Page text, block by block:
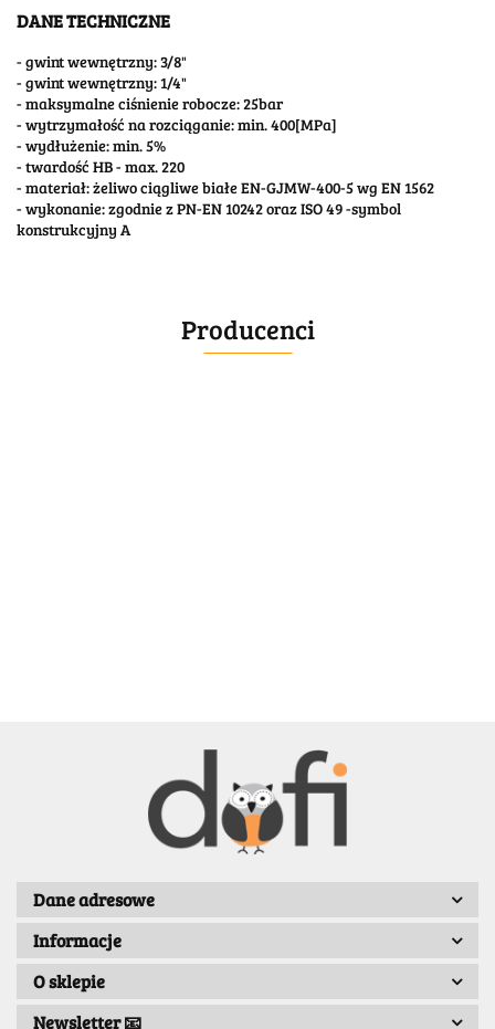
DANE TECHNICZNE
- gwint wewnętrzny: 3/8"
- gwint wewnętrzny: 1/4"
- maksymalne ciśnienie robocze: 25bar
- wytrzymałość na rozciąganie: min. 400[MPa]
- wydłużenie: min. 5%
- twardość HB - max. 220
- materiał: żeliwo ciągliwe białe EN-GJMW-400-5 wg EN 1562
- wykonanie: zgodnie z PN-EN 10242 oraz ISO 49 -symbol
konstrukcyjny A
Producenci
BENASSI/GALGI
Dane adresowe
Informacje
O sklepie
Newsletter 📧